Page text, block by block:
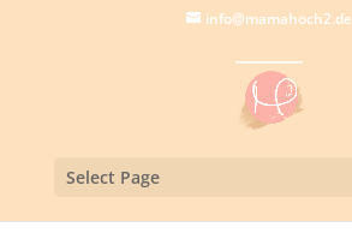
info@mamahoch2.de
Select Page